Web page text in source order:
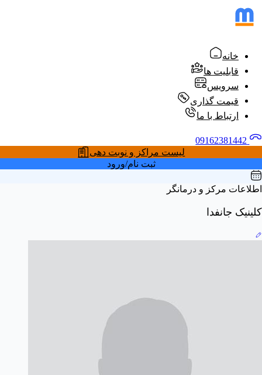
خانه
قابلیت ها
سرویس
قیمت گذاری
ارتباط با ما
لیست مراکز و نوبت دهی
ثبت نام/ورود
اطلاعات مرکز و درمانگر
کلینیک جانفدا